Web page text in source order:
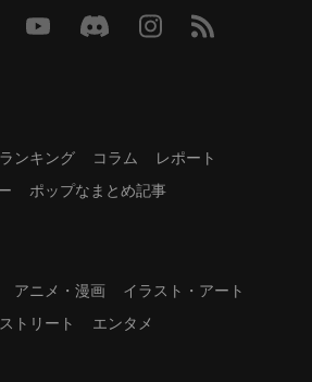
ランキング コラム
レポート
ポップなまとめ記事
アニメ・漫画
イラスト・アート
ストリート エンタメ